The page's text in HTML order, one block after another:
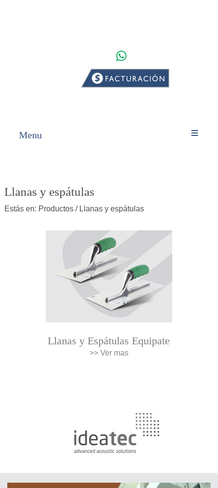
Menu
Llanas y espátulas
Estás en: Productos/ Llanas y espátulas
Llanas y Espátulas Equipate
>> Ver mas